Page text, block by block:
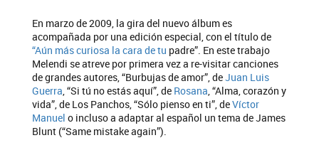
En marzo de 2009, la gira del nuevo álbum es
acompañada por una edición especial, con el título de
“Aún más curiosa la cara de tu padre”. En este trabajo
Melendi se atreve por primera vez a re-visitar canciones
de grandes autores, “Burbujas de amor”, deJuan Luis
Guerra, “Si tú no estás aquí”, de Rosana, “Alma, corazón y
vida”, de Los Panchos, “Sólo pienso en ti”, deVíctor
Manuel o incluso a adaptar al español un tema de James
Blunt (“Same mistake again”).